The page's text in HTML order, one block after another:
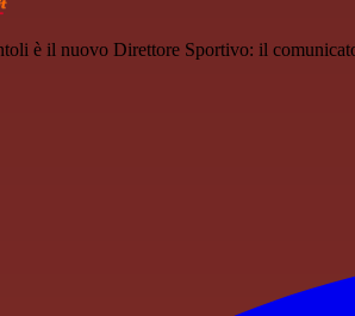
è il nuovo Direttore Sportivo: il